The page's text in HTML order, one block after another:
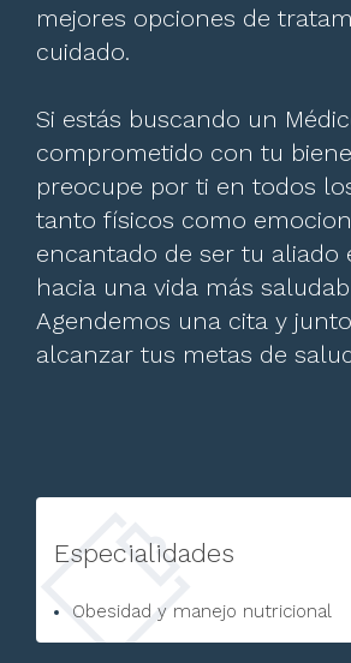
mejores opciones de
cuidado.
Si estás buscando un
comprometido con tu
preocupe por ti en todos
tanto físicos como
encantado de ser tu aliado
hacia una vida más
Agendemos una cita y
alcanzar tus metas de
Especialidades
Obesidad y manejo nutricional